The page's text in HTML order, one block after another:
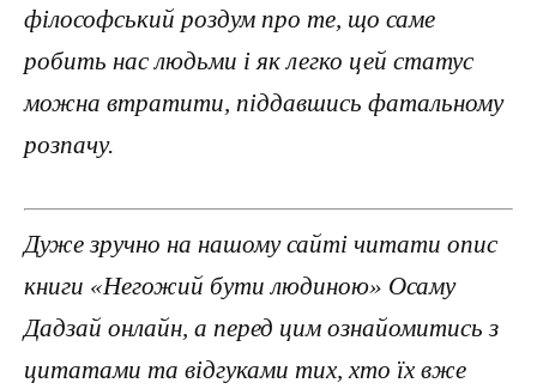
філософський роздум про те, що саме
робить нас людьми і як легко цей статус
можна втратити, піддавшись фатальному
розпачу.
Дуже зручно на нашому сайті читати опис
книги «Негожий бути людиною» Осаму
Дадзай онлайн, а перед цим ознайомитись з
цитатами та відгуками тих, хто їх вже